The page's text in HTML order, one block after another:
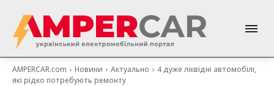
AMPERCAR.com Новини Актуально
4 дуже ліквідні автомобілі,
які рідко потребують ремонту